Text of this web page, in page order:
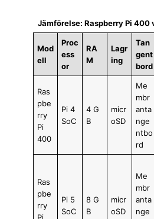
Jämförelse: Raspberry Pi 400
Mod
ell
Proc
ess
or
RA
M
Lagr
ing
Tan
gent
bord
Ras
pbe
rry
Pi
400
Pi 4
SoC
4 G
B
micr
oSD
Me
mbr
anta
nge
ntbo
rd
Ras
pbe
rry
Pi
Pi 5
SoC
8 G
B
micr
oSD
Me
mbr
anta
nge